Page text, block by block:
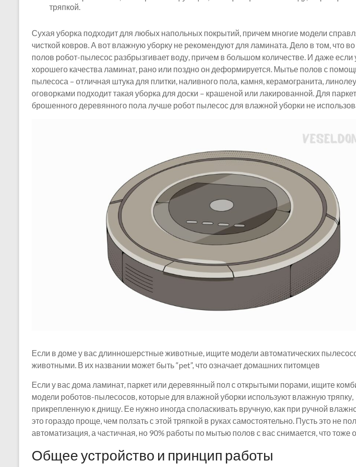
тряпкой.
Сухая уборка подходит для любых напольных покрытий, причем многие модели
чисткой ковров. А вот влажную уборку не рекомендуют для ламината. Дело в том, что
полов робот-пылесос разбрызгивает воду, причем в большом количестве. И даже если
хорошего качества ламинат, рано или поздно он деформируется. Мытье полов с
пылесоса – отличная штука для плитки, наливного пола, камня, керамогранита,
оговорками подходит такая уборка для доски – крашеной или лакированной. Для
брошенного деревянного пола лучше робот пылесос для влажной уборки не
Если в доме у вас длинношерстные животные, ищите модели автоматических
животными. В их названии может быть “pet”, что означает домашних питомцев
Если у вас дома ламинат, паркет или деревянный пол с открытыми порами, ищите
модели роботов-пылесосов, которые для влажной уборки используют влажную тряпку,
прикрепленную к днищу. Ее нужно иногда споласкивать вручную, как при ручной
это гораздо проще, чем ползать с этой тряпкой в ​​руках самостоятельно. Пусть это не
автоматизация, а частичная, но 90% работы по мытью полов с вас снимается, что тоже
Общее устройство и принцип работы